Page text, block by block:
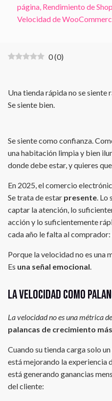
página, Rendimiento de
Velocidad de
0(0)
Una tienda rápida no se siente
Se siente bien.
Se siente como confianza.
una habitación limpia y bien
donde debe estar, y quieres
En 2025, el comercio
Se trata de estar presente. Lo
captar la atención, lo
acción y lo suficientemente
cada año le falta al
Porque la velocidad no es una
Es una señal emocional.
La velocidad como
La velocidad no es una métrica
palancas de crecimiento
Cuando su tienda carga solo
está mejorando la experiencia
está generando ganancias
del cliente: